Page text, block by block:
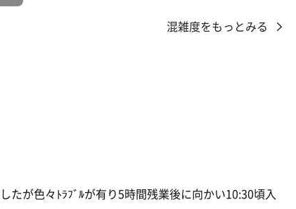
混雑度をもっとみる
が色々ﾄﾗﾌﾞﾙが有り5時間残業後に向かい10:30頃入